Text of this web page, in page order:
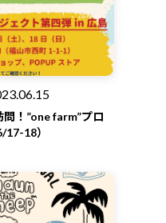
！”one farm”プロ
18）